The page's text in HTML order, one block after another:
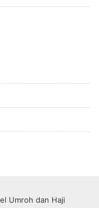
Umroh dan Haji